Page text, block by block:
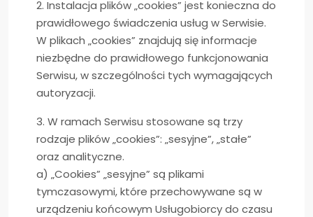
2. Instalacja plików „cookies” jest konieczna do
prawidłowego świadczenia usług w Serwisie.
W plikach „cookies” znajdują się informacje
niezbędne do prawidłowego funkcjonowania
Serwisu, w szczególności tych wymagających
autoryzacji.
3. W ramach Serwisu stosowane są trzy
rodzaje plików „cookies”: „sesyjne”, „stałe”
oraz analityczne.
a) „Cookies” „sesyjne” są plikami
tymczasowymi, które przechowywane są w
urządzeniu końcowym Usługobiorcy do czasu